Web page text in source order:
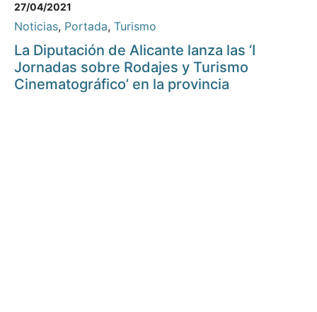
27/04/2021
Noticias, Portada, Turismo
La Diputación de Alicante lanza las ‘I
Jornadas sobre Rodajes y Turismo
Cinematográfico’ en la provincia